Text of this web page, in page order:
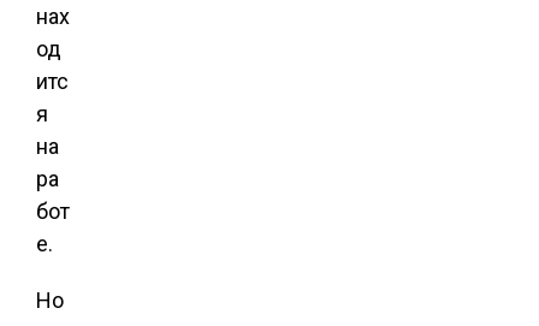
нах
од
итс
я
на
ра
бот
е.
Но